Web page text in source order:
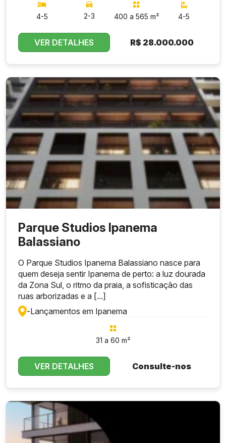
4-5 2-3 400 a 565 m² 4-5
VER DETALHES R$ 28.000.000
Parque Studios Ipanema
Balassiano
O Parque Studios Ipanema Balassiano nasce para
quem deseja sentir Ipanema de perto: a luz dourada
da Zona Sul, o ritmo da praia, a sofisticação das
ruas arborizadas e a [...]
-Lançamentos em Ipanema
31 a 60 m²
VER DETALHES Consulte-nos